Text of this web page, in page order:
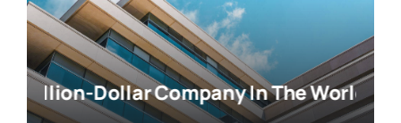
Dollar Company In The World